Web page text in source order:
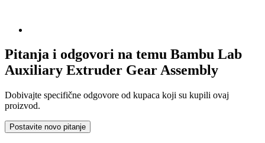
Pitanja i odgovori na temu Bambu Lab
Auxiliary Extruder Gear Assembly
Dobivajte specifične odgovore od kupaca koji su kupili ovaj
proizvod.
Postavite novo pitanje